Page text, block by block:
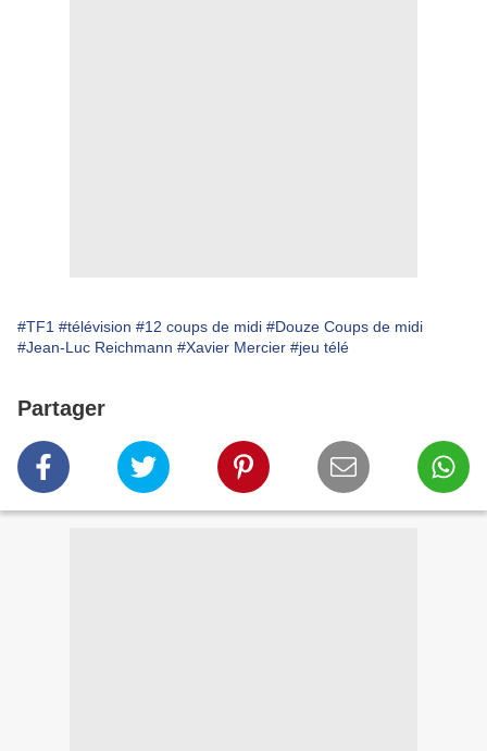
#TF1 #télévision #12 coups de midi #Douze Coups de midi
#Jean-Luc Reichmann #Xavier Mercier #jeu télé
Partager